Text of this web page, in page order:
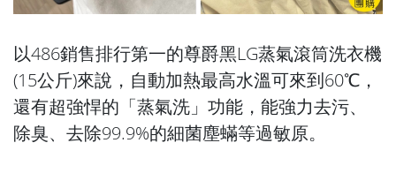
以486銷售排行第一的尊爵黑LG蒸氣滾筒洗衣機
(15公斤)來說，自動加熱最高水溫可來到60℃，
還有超強悍的「蒸氣洗」功能，能強力去污、
除臭、去除99.9%的細菌塵蟎等過敏原。